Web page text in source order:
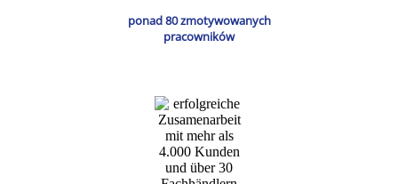
ponad 80 zmotywowanych
pracowników